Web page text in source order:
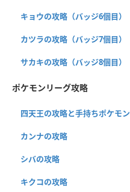
キョウの攻略（バッジ6個目）
カツラの攻略（バッジ7個目）
サカキの攻略（バッジ8個目）
ポケモンリーグ攻略
四天王の攻略と手持ちポケモン
カンナの攻略
シバの攻略
キクコの攻略